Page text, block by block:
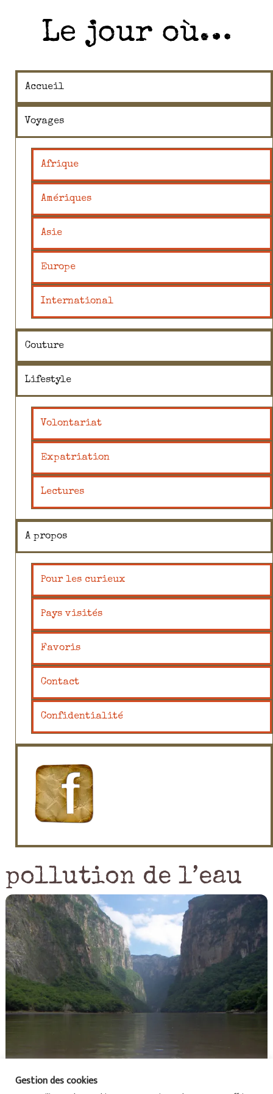
Le jour où…
Accueil
Voyages
Afrique
Amériques
Asie
Europe
International
Couture
Lifestyle
Volontariat
Expatriation
Lectures
A propos
Pour les curieux
Pays visités
Favoris
Contact
Confidentialité
pollution de l’eau
Gestion des cookies